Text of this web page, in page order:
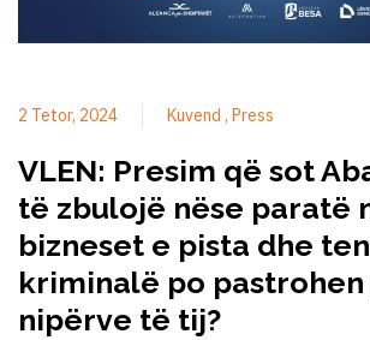
2 Tetor, 2024 Kuvend Press
VLEN: Presim që sot
të zbulojë nëse paratë
bizneset e pista dhe
kriminalë po
nipërve të tij?